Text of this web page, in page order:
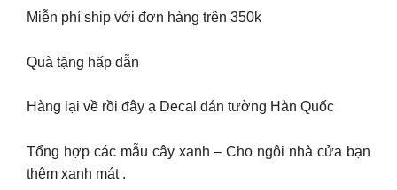
Miễn phí ship với đơn hàng trên 350k
Quà tặng hấp dẫn
Hàng lại về rồi đây ạ Decal dán tường Hàn Quốc
Tổng hợp các mẫu cây xanh – Cho ngôi nhà cửa bạn
thêm xanh mát .